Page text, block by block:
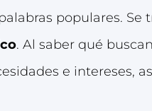
populares. Se
. Al saber qué
e intereses,